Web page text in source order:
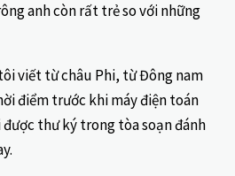
anh còn rất trẻ so với những
viết từ châu Phi, từ Đông nam
điểm trước khi máy điện toán
thư ký trong tòa soạn đánh